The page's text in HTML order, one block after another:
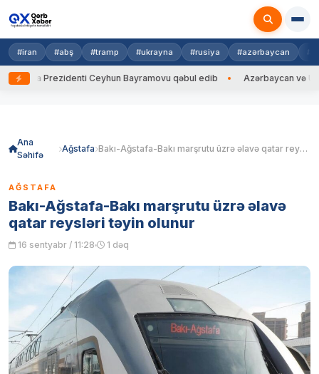
#iran #abş #tramp #ukrayna #rusiya #azərbaycan
Prezidenti Ceyhun Bayramovu qəbul edib Azərbaycan və Ukrayna
Ana
Səhifə
Ağstafa Bakı-Ağstafa-Bakı marşrutu üzrə əlavə qatar reysləri təyin olunur
AĞSTAFA
Bakı-Ağstafa-Bakı marşrutu üzrə əlavə
qatar reysləri təyin olunur
16 sentyabr / 11:28 1 dəq